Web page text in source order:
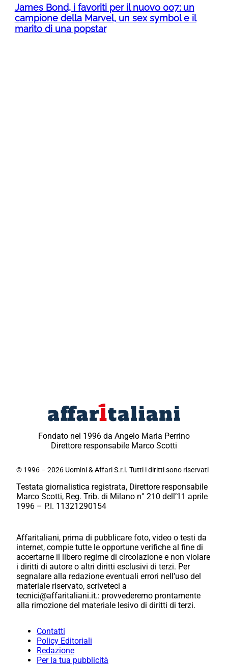
James Bond, i favoriti per il nuovo 007: un
campione della Marvel, un sex symbol e il
marito di una popstar
Fondato nel 1996 da Angelo Maria Perrino
Direttore responsabile Marco Scotti
© 1996 – 2026 Uomini & Affari S.r.l. Tutti i diritti sono riservati
Testata giornalistica registrata, Direttore responsabile
Marco Scotti, Reg. Trib. di Milano n° 210 dell’11 aprile
1996 – P.I. 11321290154
Affaritaliani, prima di pubblicare foto, video o testi da
internet, compie tutte le opportune verifiche al fine di
accertarne il libero regime di circolazione e non violare
i diritti di autore o altri diritti esclusivi di terzi. Per
segnalare alla redazione eventuali errori nell’uso del
materiale riservato, scriveteci a
tecnici@affaritaliani.it.: provvederemo prontamente
alla rimozione del materiale lesivo di diritti di terzi.
Contatti
Policy Editoriali
Redazione
Per la tua pubblicità